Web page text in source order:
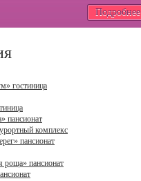
Подробнее
гостиница
пансионат
комплекс
пансионат
роща» пансионат